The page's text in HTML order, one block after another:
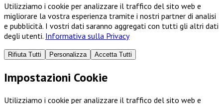
Utilizziamo i cookie per analizzare il traffico del sito web e
migliorare la vostra esperienza tramite i nostri partner di analisi
e pubblicità. I vostri dati saranno aggregati con tutti gli altri dati
degli utenti. Informativa sulla Privacy
Rifiuta Tutti Personalizza Accetta Tutti
Impostazioni Cookie
Utilizziamo i cookie per analizzare il traffico del sito web e